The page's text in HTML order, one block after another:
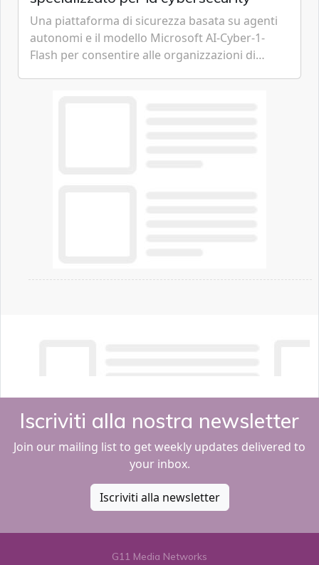
Una piattaforma di sicurezza basata su agenti
autonomi e il modello Microsoft AI-Cyber-1-
Flash per consentire alle organizzazioni di
Iscriviti alla nostra newsletter
Join our mailing list to get weekly updates delivered to
your inbox.
Iscriviti alla newsletter
G11 Media Networks